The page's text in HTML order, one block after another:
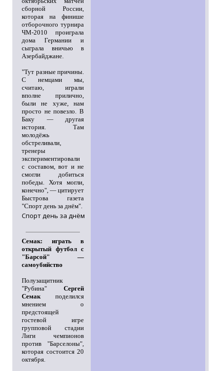
сборной России,
которая на финише
отборочного турнира
ЧМ-2010 проиграла
дома Германии и
сыграла вничью в
Азербайджане.
"Тут разные причины.
С немцами мы,
считаю, играли
вполне прилично,
были не хуже, нам
просто не повезло. В
Баку — другая
история. Там
молодёжь
обстреливали,
тренеры
экспериментировали
с составом, вот и не
смогли добиться
победы. Хотя могли,
конечно", — цитирует
Быстрова газета
"Спорт день за днём".
Спорт день за днём
Семак: играть в
открытый футбол с
"Барсой" —
самоубийство
Полузащитник
"Рубина" Сергей
Семакподелился
мнением о
предстоящей
гостевой игре
групповой стадии
Лиги чемпионов
против "Барселоны",
которая состоится 20
октября.